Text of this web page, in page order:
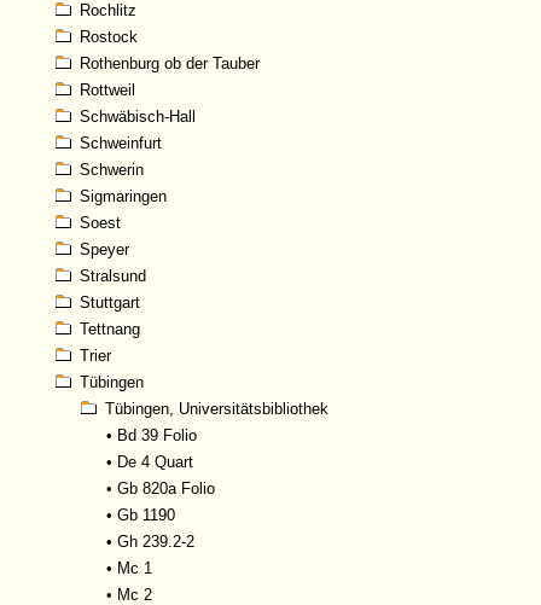
Rochlitz
Rostock
Rothenburg ob der Tauber
Rottweil
Schwäbisch-Hall
Schweinfurt
Schwerin
Sigmaringen
Soest
Speyer
Stralsund
Stuttgart
Tettnang
Trier
Tübingen
Tübingen, Universitätsbibliothek
• Bd 39 Folio
• De 4 Quart
• Gb 820a Folio
• Gb 1190
• Gh 239.2-2
• Mc 1
• Mc 2